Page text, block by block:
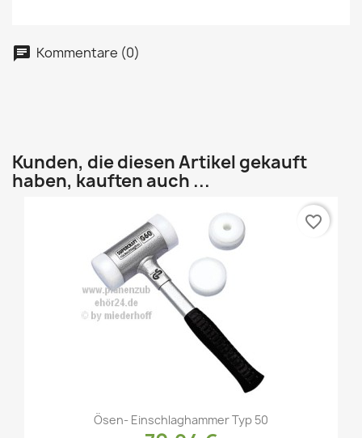
Kommentare (0)
Kunden, die diesen Artikel gekauft
haben, kauften auch ...
Vorschau
Ösen- Einschlaghammer Typ 50
favorite_border